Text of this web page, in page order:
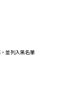
並列入黑名單